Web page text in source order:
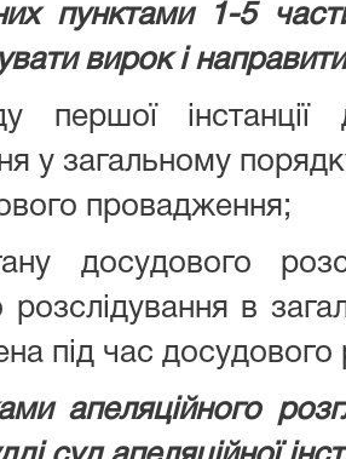
пунктами 1-5
вирок і
першої інстанції
у загальному
провадження;
досудового
розслідування в
під час досудового
апеляційного